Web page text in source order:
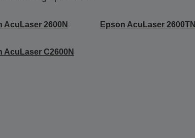
AcuLaser 2600N Epson AcuLaser 2600TN
AcuLaser C2600N